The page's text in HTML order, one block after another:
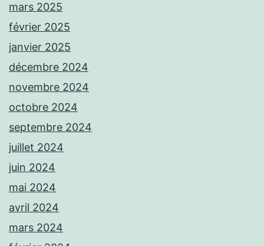
mars 2025
février 2025
janvier 2025
décembre 2024
novembre 2024
octobre 2024
septembre 2024
juillet 2024
juin 2024
mai 2024
avril 2024
mars 2024